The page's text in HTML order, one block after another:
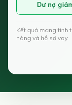
Dư nợ
Kết quả mang tính
hàng và hồ sơ vay.